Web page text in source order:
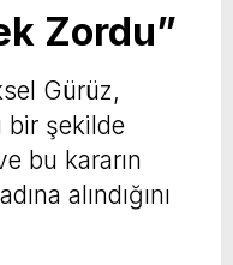
Zordu”
Gürüz,
bir şekilde
bu kararın
alındığını